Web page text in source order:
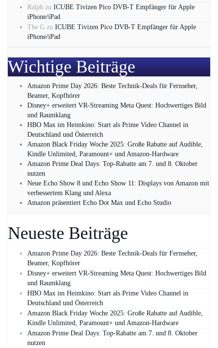
Ralph zu ICUBE Tivizen Pico DVB-T Empfänger für Apple
iPhone/iPad
The G zu ICUBE Tivizen Pico DVB-T Empfänger für Apple
iPhone/iPad
Wichtige Beiträge
Amazon Prime Day 2026: Beste Technik-Deals für Fernseher,
Beamer, Kopfhörer
Disney+ erweitert VR‑Streaming Meta Quest: Hochwertiges Bild
und Raumklang
HBO Max im Heimkino: Start als Prime Video Channel in
Deutschland und Österreich
Amazon Black Friday Woche 2025: Große Rabatte auf Audible,
Kindle Unlimited, Paramount+ und Amazon‑Hardware
Amazon Prime Deal Days: Top-Rabatte am 7. und 8. Oktober
nutzen
Neue Echo Show 8 und Echo Show 11: Displays von Amazon mit
verbessertem Klang und Alexa
Amazon präsentiert Echo Dot Max und Echo Studio
Neueste Beiträge
Amazon Prime Day 2026: Beste Technik-Deals für Fernseher,
Beamer, Kopfhörer
Disney+ erweitert VR‑Streaming Meta Quest: Hochwertiges Bild
und Raumklang
HBO Max im Heimkino: Start als Prime Video Channel in
Deutschland und Österreich
Amazon Black Friday Woche 2025: Große Rabatte auf Audible,
Kindle Unlimited, Paramount+ und Amazon‑Hardware
Amazon Prime Deal Days: Top-Rabatte am 7. und 8. Oktober
nutzen